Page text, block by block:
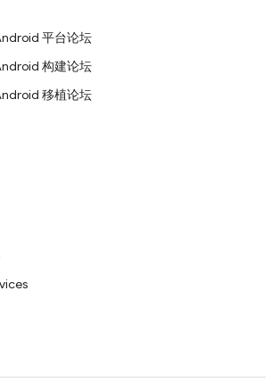
平台论坛
构建论坛
移植论坛